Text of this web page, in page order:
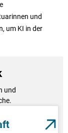
und
um KI in der
und